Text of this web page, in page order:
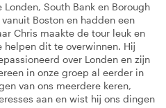
South Bank en Borough
Boston en hadden een
Chris maakte de tour leuk en
helpen dit te overwinnen. Hij
over Londen en zijn
in onze groep al eerder in
van ons meerdere keren,
aan en wist hij ons dingen